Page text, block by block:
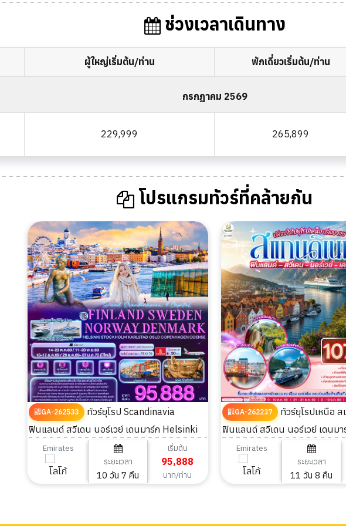
ช่วงเวลาเดินทาง
ผู้ใหญ่เริ่มต้น/ท่าน พักเดี่ยวเริ่มต้น/ท่าน
กรกฎาคม 2569
229,999 265,899
โปรแกรมทัวร์ที่คล้ายกัน
GA-262533
ทัวร์ยุโรป Scandinavia
ฟินแลนด์ สวีเดน นอร์เวย์ เดนมาร์ก Helsinki
Stockholm Oslo Copenhagen 10วัน 7คืน
Emirates
ระยะเวลา
10 วัน 7 คืน
เริ่มต้น
95,888
บาท/ท่าน
GA-262237
ทัวร์ยุโรปเหนือ สแกนดิเนเวีย
ฟินแลนด์ สวีเดน นอร์เวย์ เดนม
Emirates
ระยะเวลา
11 วัน 8 คืน